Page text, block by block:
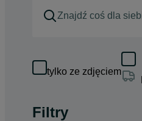
tylko ze zdjęciem
Filtry